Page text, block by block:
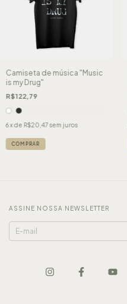
Camiseta de música "Music
is my Drug"
R$122,79
6x de R$20,47sem juros
COMPRAR
ASSINE NOSSA NEWSLETTER